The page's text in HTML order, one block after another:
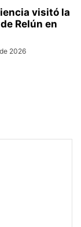
visitó la
Relún en
2026